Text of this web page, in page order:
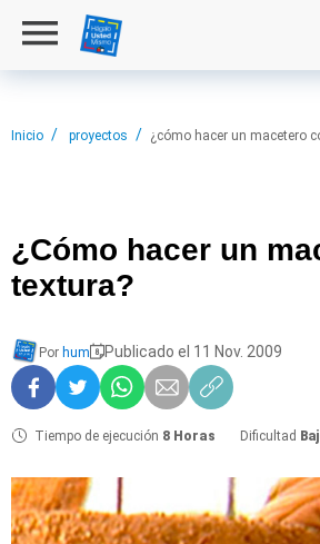
Inicio proyectos ¿cómo hacer un macetero
¿Cómo hacer un
textura?
Por hum Publicado el 11 Nov. 2009
Tiempo de ejecución 8 Horas Dificultad